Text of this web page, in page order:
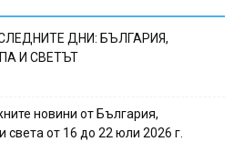
ДНИ: БЪЛГАРИЯ,
И СВЕТЪТ
новини от България,
света от 16 до 22 юли 2026 г.